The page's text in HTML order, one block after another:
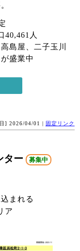
40,461人
島屋、二子玉川
盛業中
] 2026/04/01 | 固定リンク
ター 募集中
まれる
ア